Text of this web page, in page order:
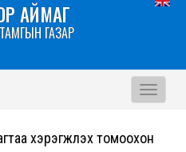
АЙМАГ
ГАЗАР
Toggle
хэрэгжүүлэх томоохон